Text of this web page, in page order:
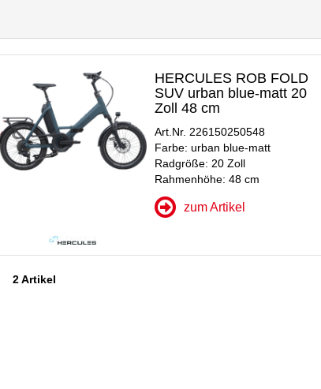
HERCULES ROB FOLD
SUV urban blue-matt 20
Zoll 48 cm
Art.Nr. 226150250548
Farbe: urban blue-matt
Radgröße: 20 Zoll
Rahmenhöhe: 48 cm
zum Artikel
2 Artikel